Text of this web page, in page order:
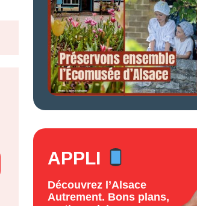
APPLI
Découvrez l’Alsace
Autrement. Bons plans,